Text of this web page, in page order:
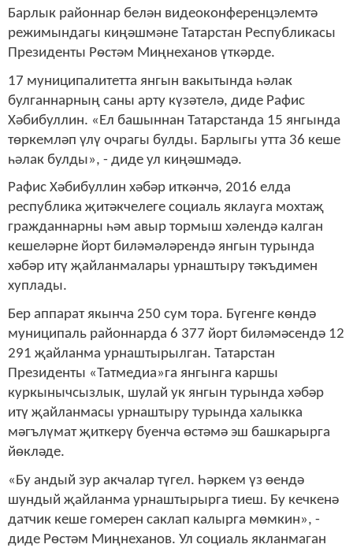
Барлык районнар белән видеоконференцэлемтә
режимындагы киңәшмәне Татарстан Республикасы
Президенты Рөстәм Миңнеханов үткәрде.
17 муниципалитетта янгын вакытында һәлак
булганнарның саны арту күзәтелә, диде Рафис
Хәбибуллин. «Ел башыннан Татарстанда 15 янгында
төркемләп үлү очрагы булды. Барлыгы утта 36 кеше
һәлак булды», - диде ул киңәшмәдә.
Рафис Хәбибуллин хәбәр иткәнчә, 2016 елда
республика җитәкчелеге социаль яклауга мохтаҗ
гражданнарны һәм авыр тормыш хәлендә калган
кешеләрне йорт биләмәләрендә янгын турында
хәбәр итү җайланмалары урнаштыру тәкъдимен
хуплады.
Бер аппарат якынча 250 сум тора. Бүгенге көндә
муниципаль районнарда 6 377 йорт биләмәсендә 12
291 җайланма урнаштырылган. Татарстан
Президенты «Татмедиа»га янгынга каршы
куркынычсызлык, шулай ук янгын турында хәбәр
итү җайланмасы урнаштыру турында халыкка
мәгълүмат җиткерү буенча өстәмә эш башкарырга
йөкләде.
«Бу андый зур акчалар түгел. Һәркем үз өендә
шундый җайланма урнаштырырга тиеш. Бу кечкенә
датчик кеше гомерен саклап калырга мөмкин», -
диде Рөстәм Миңнеханов. Ул социаль якланмаган